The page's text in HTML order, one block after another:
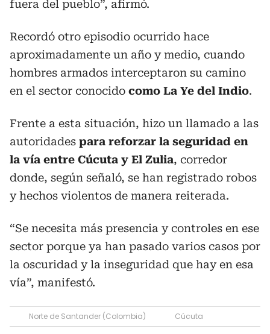
fuera del pueblo”, afirmó.
Recordó otro episodio ocurrido hace
aproximadamente un año y medio, cuando
hombres armados interceptaron su camino
en el sector conocido como La Ye del Indio.
Frente a esta situación, hizo un llamado a las
autoridades para reforzar la seguridad en
la vía entre Cúcuta y El Zulia, corredor
donde, según señaló, se han registrado robos
y hechos violentos de manera reiterada.
“Se necesita más presencia y controles en ese
sector porque ya han pasado varios casos por
la oscuridad y la inseguridad que hay en esa
vía”, manifestó.
Norte de Santander (Colombia) Cúcuta